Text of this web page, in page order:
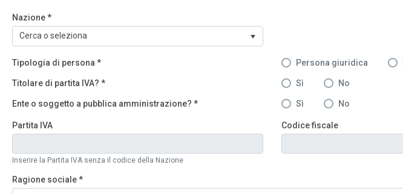
Nazione*
Tipologia di persona * Persona giuridica
Titolare di partita IVA? * Sì No
Ente o soggetto a pubblica amministrazione? * Sì No
Partita IVA
Inserire la Partita IVA senza il codice della Nazione
Codice fiscale
Ragione sociale*